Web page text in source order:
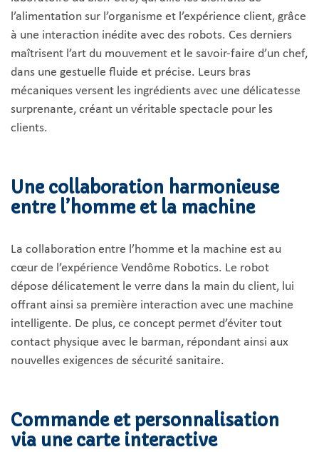
l’alimentation sur l’organisme et l’expérience client, grâce
à une interaction inédite avec des robots. Ces derniers
maîtrisent l’art du mouvement et le savoir-faire d’un chef,
dans une gestuelle fluide et précise. Leurs bras
mécaniques versent les ingrédients avec une délicatesse
surprenante, créant un véritable spectacle pour les
clients.
Une collaboration harmonieuse
entre l’homme et la machine
La collaboration entre l’homme et la machine est au
cœur de l’expérience Vendôme Robotics. Le robot
dépose délicatement le verre dans la main du client, lui
offrant ainsi sa première interaction avec une machine
intelligente. De plus, ce concept permet d’éviter tout
contact physique avec le barman, répondant ainsi aux
nouvelles exigences de sécurité sanitaire.
Commande et personnalisation
via une carte interactive